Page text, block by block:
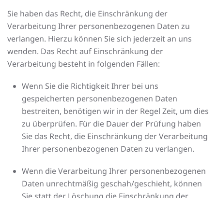
Sie haben das Recht, die Einschränkung der
Verarbeitung Ihrer personenbezogenen Daten zu
verlangen. Hierzu können Sie sich jederzeit an uns
wenden. Das Recht auf Einschränkung der
Verarbeitung besteht in folgenden Fällen:
Wenn Sie die Richtigkeit Ihrer bei uns
gespeicherten personenbezogenen Daten
bestreiten, benötigen wir in der Regel Zeit, um dies
zu überprüfen. Für die Dauer der Prüfung haben
Sie das Recht, die Einschränkung der Verarbeitung
Ihrer personenbezogenen Daten zu verlangen.
Wenn die Verarbeitung Ihrer personenbezogenen
Daten unrechtmäßig geschah/geschieht, können